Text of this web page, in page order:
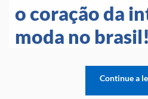
o coração da
moda no brasil!
Continue a